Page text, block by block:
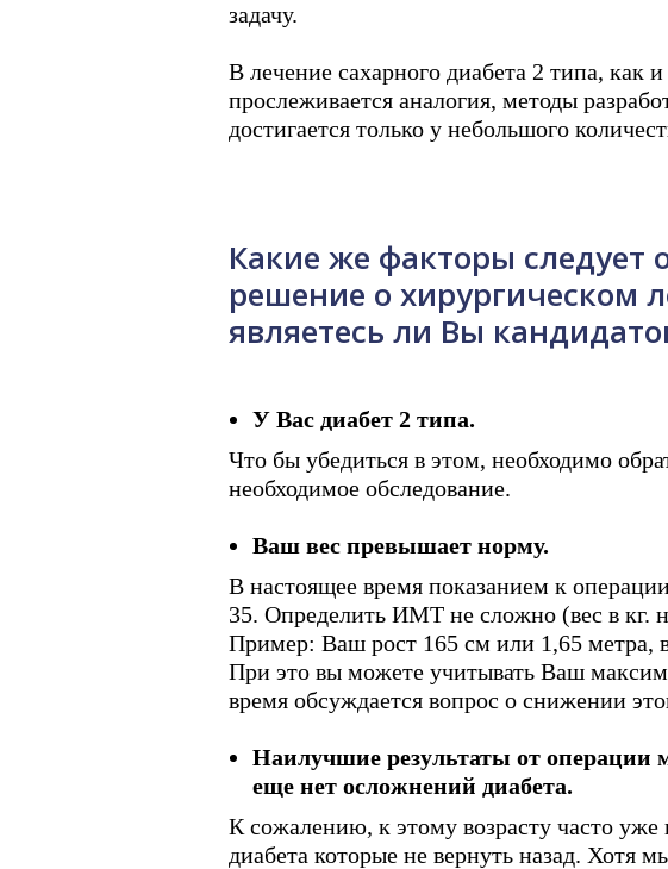
задачу.
В лечение сахарного диабета 2 типа,
прослеживается аналогия, методы
достигается только у небольшого
Какие же факторы следует
решение о хирургическом
являетесь ли Вы
У Вас диабет 2 типа.
Что бы убедиться в этом, необходимо
необходимое обследование.
Ваш вес превышает норму.
В настоящее время показанием к
35. Определить ИМТ не сложно (вес в кг.
Пример: Ваш рост 165 см или 1,65 метра,
При это вы можете учитывать Ваш
время обсуждается вопрос о снижении
Наилучшие результаты от операции
еще нет осложнений диабета.
К сожалению, к этому возрасту часто
диабета которые не вернуть назад. Хотя